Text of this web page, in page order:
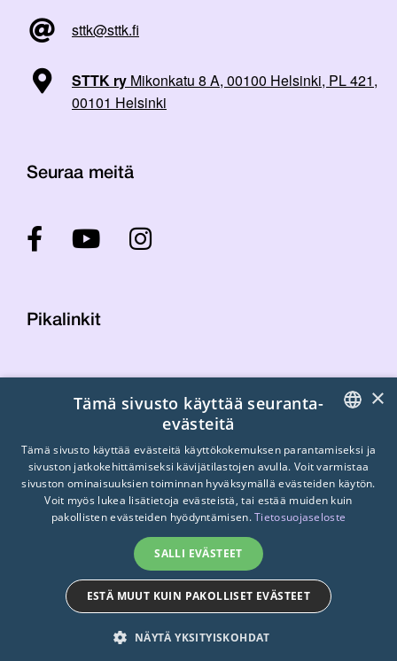
sttk@sttk.fi
STTK ry Mikonkatu 8 A, 00100 Helsinki, PL 421,
00101 Helsinki
Seuraa meitä
Pikalinkit
Laskutustiedot
Tietosuojaseloste
Turvallisemman tilan periaatteet
© 2026 STTK. Made with ❤ byAvoin.Systems
FINNISH
SWEDISH
×
Tämä sivusto käyttää seuranta-
evästeitä
Tämä sivusto käyttää evästeitä käyttökokemuksen parantamiseksi ja
sivuston jatkokehittämiseksi kävijätilastojen avulla. Voit varmistaa
sivuston ominaisuuksien toiminnan hyväksymällä evästeiden käytön.
Voit myös lukea lisätietoja evästeistä, tai estää muiden kuin
pakollisten evästeiden hyödyntämisen.Tietosuojaseloste
SALLI EVÄSTEET
ESTÄ MUUT KUIN PAKOLLISET EVÄSTEET
NÄYTÄ YKSITYISKOHDAT